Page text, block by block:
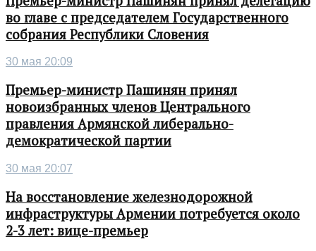
во главе с председателем Государственного
собрания Республики Словения
30 мая 20:09
Премьер-министр Пашинян принял
новоизбранных членов Центрального
правления Армянской либерально-
демократической партии
30 мая 20:07
На восстановление железнодорожной
инфраструктуры Армении потребуется около
2-3 лет: вице-премьер